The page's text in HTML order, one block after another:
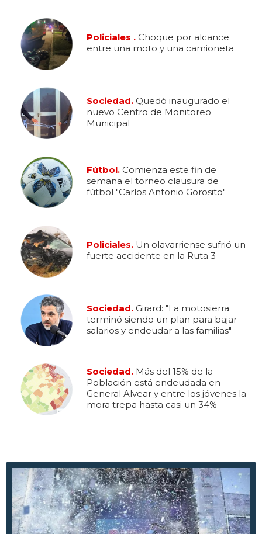
Policiales . Choque por alcance
entre una moto y una camioneta
Sociedad. Quedó inaugurado el
nuevo Centro de Monitoreo
Municipal
Fútbol. Comienza este fin de
semana el torneo clausura de
fútbol "Carlos Antonio Gorosito"
Policiales. Un olavarriense sufrió un
fuerte accidente en la Ruta 3
Sociedad. Girard: "La motosierra
terminó siendo un plan para bajar
salarios y endeudar a las familias"
Sociedad. Más del 15% de la
Población está endeudada en
General Alvear y entre los jóvenes la
mora trepa hasta casi un 34%